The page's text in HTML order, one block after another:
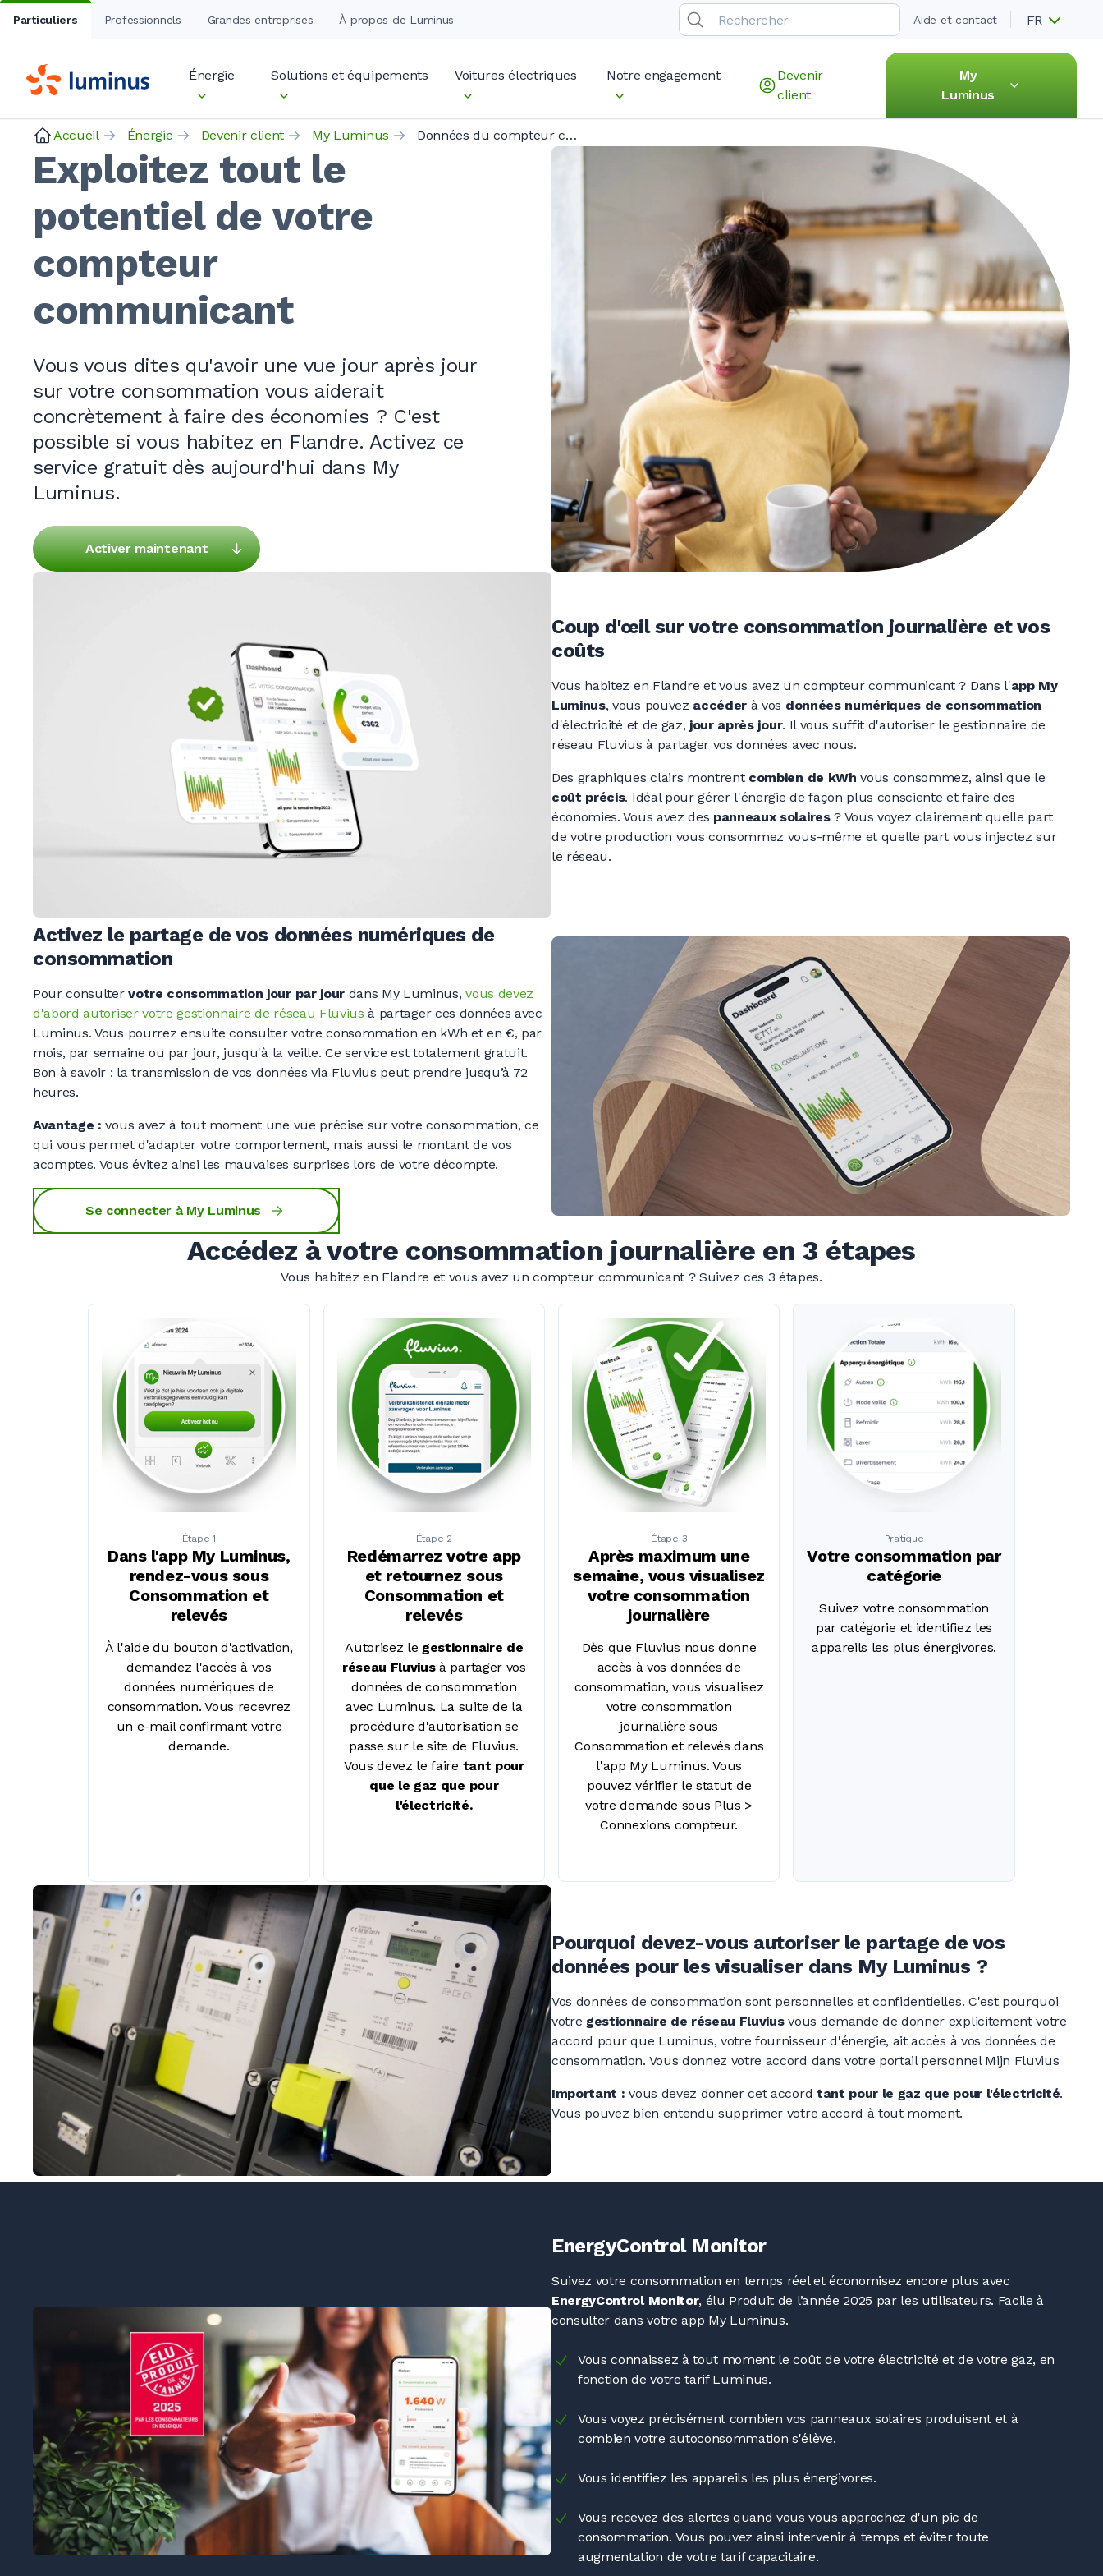
Particuliers Professionnels Grandes entreprises À propos de Luminus Aide et contact FR
Énergie Solutions et équipements Voitures électriques Notre engagement
Devenir
client
My
Luminus
Accueil Énergie Devenir client My Luminus Données du compteur communicant
Exploitez tout le
potentiel de votre
compteur
communicant
Vous vous dites qu'avoir une vue jour après jour
sur votre consommation vous aiderait
concrètement à faire des économies ? C'est
possible si vous habitez en Flandre. Activez ce
service gratuit dès aujourd'hui dans My
Luminus.
Activer maintenant
Coup d'œil sur votre consommation journalière et vos
coûts
Vous habitez en Flandre et vous avez un compteur communicant ? Dans l'app My
Luminus, vous pouvez accéder à vos données numériques de consommation
d'électricité et de gaz, jour après jour. Il vous suffit d'autoriser le gestionnaire de
réseau Fluvius à partager vos données avec nous.
Des graphiques clairs montrent combien de kWh vous consommez, ainsi que le
coût précis. Idéal pour gérer l'énergie de façon plus consciente et faire des
économies. Vous avez des panneaux solaires?Vous voyez clairement quelle part
de votre production vous consommez vous-même et quelle part vous injectez sur
le réseau.
Activez le partage de vos données numériques de
consommation
Pour consultervotre consommation jour par jourdans My Luminus,vous devez
d'abord autoriser votre gestionnaire de réseau Fluvius à partager ces données avec
Luminus. Vous pourrez ensuite consulter votre consommation en kWh et en €, par
mois, par semaine ou par jour, jusqu'à la veille. Ce service est totalement gratuit.
Bon à savoir : la transmission de vos données via Fluvius peut prendre jusqu’à 72
heures.
Avantage : vous avez à tout moment une vue précise sur votre consommation, ce
qui vous permet d'adapter votre comportement, mais aussi le montant de vos
acomptes. Vous évitez ainsi les mauvaises surprises lors de votre décompte.
Se connecter à My Luminus
Accédez à votre consommation journalière en 3 étapes
Vous habitez en Flandre et vous avez un compteur communicant ?Suivez ces 3 étapes.
Étape 1
Dans l'app My Luminus,
rendez-vous sous
Consommation et
relevés
À l'aide du bouton d'activation,
demandez l'accès à vos
données numériques de
consommation. Vous recevrez
un e-mail confirmant votre
demande.
Étape 2
Redémarrez votre app
et retournez sous
Consommation et
relevés
Autorisez le gestionnaire de
réseau Fluviusà partager vos
données de consommation
avec Luminus. La suite de la
procédure d'autorisation se
passe sur le site de Fluvius.
Vous devez le faire tant pour
que le gaz que pour
l'électricité.
Étape 3
Après maximum une
semaine, vous visualisez
votre consommation
journalière
Dès que Fluvius nous donne
accès à vos données de
consommation, vous visualisez
votre consommation
journalière sous
Consommation et relevés dans
l'app My Luminus. Vous
pouvez vérifier le statut de
votre demande sous Plus >
Connexions compteur.
Pratique
Votre consommation par
catégorie
Suivez votre consommation
par catégorie et identifiez les
appareils les plus énergivores.
Pourquoi devez-vous autoriser le partage de vos
données pour les visualiser dans My Luminus ?
Vos données de consommation sont personnelles et confidentielles. C'est pourquoi
votre gestionnaire de réseau Fluviusvous demande de donner explicitement votre
accord pour que Luminus, votre fournisseur d'énergie, ait accès à vos données de
consommation. Vous donnez votre accord dans votre portail personnel Mijn Fluvius
Important : vous devez donner cet accord tant pour le gaz que pour l'électricité.
Vous pouvez bien entendu supprimer votre accord à tout moment.
EnergyControl Monitor
Suivez votre consommation en temps réel et économisez encore plus avec
EnergyControl Monitor, élu Produit de l’année 2025 par les utilisateurs. Facile à
consulter dans votre app My Luminus.
Vous connaissez à tout moment le coût de votre électricité et de votre gaz, en
fonction de votre tarif Luminus.
Vous voyez précisément combien vos panneaux solaires produisent et à
combien votre autoconsommation s'élève.
Vous identifiez les appareils les plus énergivores.
Vous recevez des alertes quand vous vous approchez d'un pic de
consommation. Vous pouvez ainsi intervenir à temps et éviter toute
augmentation de votre tarif capacitaire.